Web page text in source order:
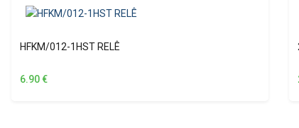
HFKM/012-1HST RELÊ
6.90€